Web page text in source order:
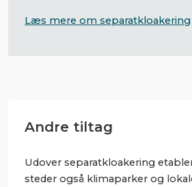
Læs mere om separatkloakering
Andre tiltag
Udover separatkloakering
steder også klimaparker og